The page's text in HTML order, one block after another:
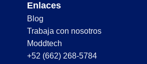
Enlaces
Blog
Trabaja con nosotros
Moddtech
+52 (662) 268-5784